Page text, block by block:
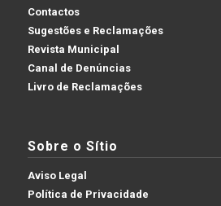
Contactos
Sugestões e Reclamações
Revista Municipal
Canal de Denúncias
Livro de Reclamações
Sobre o Sítio
Aviso Legal
Política de Privacidade